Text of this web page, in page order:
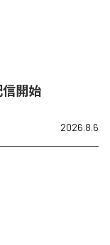
信開始
2026.8.6